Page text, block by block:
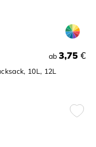
ab 3,75 €
10L, 12L